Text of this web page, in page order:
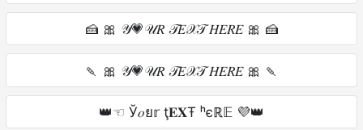
🍰 🎀 𝒴💗𝒰𝑅 𝒯𝐸𝒳𝒯 𝐻𝐸𝑅𝐸 🎀 🍰
🍡 🎀 𝒴💗𝒰𝑅 𝒯𝐸𝒳𝒯 𝐻𝐸𝑅𝐸 🎀 🍡
👑☜ Ў𝑜ย𝕣 ţ𝐄𝐗Ŧ ʰєℝ𝔼 💜👑